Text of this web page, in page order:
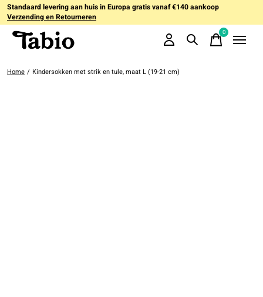
Standaard levering aan huis in Europa gratis vanaf €140 aankoop
Verzending en Retourneren
0items
Home / Kindersokken met strik en tule, maat L (19-21 cm)